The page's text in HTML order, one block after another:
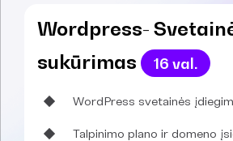
Wordpress-
sukūrimas
16 val.
WordPress svetainės
Talpinimo plano ir domeno